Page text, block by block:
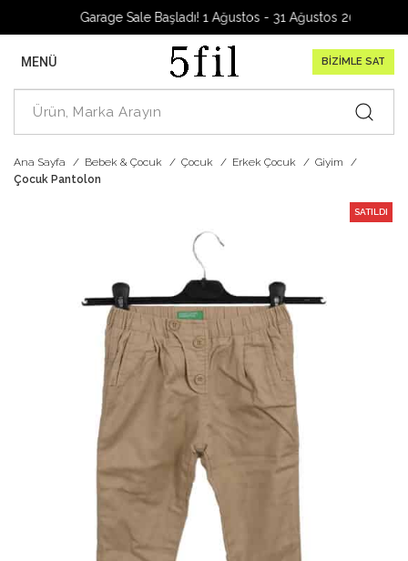
Garage Sale Başladı! 1 Ağustos - 31 Ağustos 2026
MENÜ BİZİMLE SAT
Ana Sayfa Bebek & Çocuk Çocuk Erkek Çocuk
Giyim
Çocuk Pantolon
SATILDI